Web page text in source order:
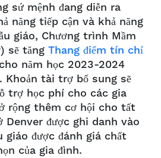
sứ mệnh đang diễn ra
năng tiếp cận và khả năng
giáo, Chương trình Mầm
sẽ tăng Thang điểm tín chỉ
cho năm học 2023-2024
Khoản tài trợ bổ sung sẽ
trợ học phí cho các gia
rộng thêm cơ hội cho tất
Denver được ghi danh vào
giáo được đánh giá chất
của gia đình.